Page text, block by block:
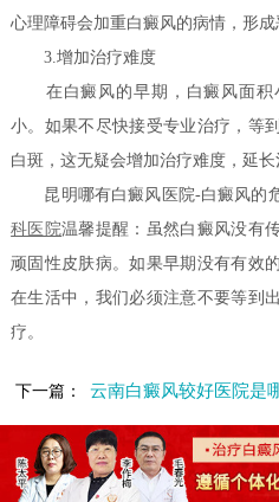
心理障碍会加重白癜风的病情，形成
3.增加治疗难度
在白癜风的早期，白癜风面积
小。如果不尽快接受专业治疗，等
白斑，这无疑会增加治疗难度，延长
昆明哪有白癜风医院-白癜风的
科医院温馨提醒：虽然白癜风没有
顽固性皮肤病。如果早期没有有效
在生活中，我们必须注意不要等到
疗。
下一篇： 云南白癜风较好医院是